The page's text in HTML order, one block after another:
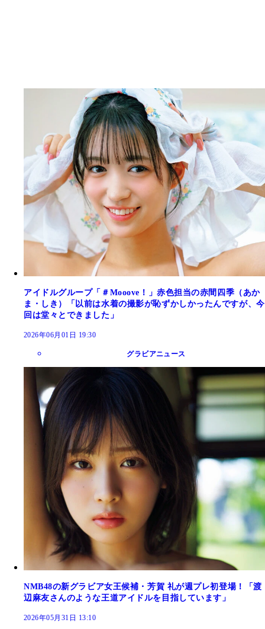
アイドルグループ「＃Mooove！」赤色担当の赤間四季（あか
ま・しき）「以前は水着の撮影が恥ずかしかったんですが、今
回は堂々とできました」
2026年06月01日 19:30
グラビアニュース
NMB48の新グラビア女王候補・芳賀 礼が週プレ初登場！「渡
辺麻友さんのような王道アイドルを目指しています」
2026年05月31日 13:10